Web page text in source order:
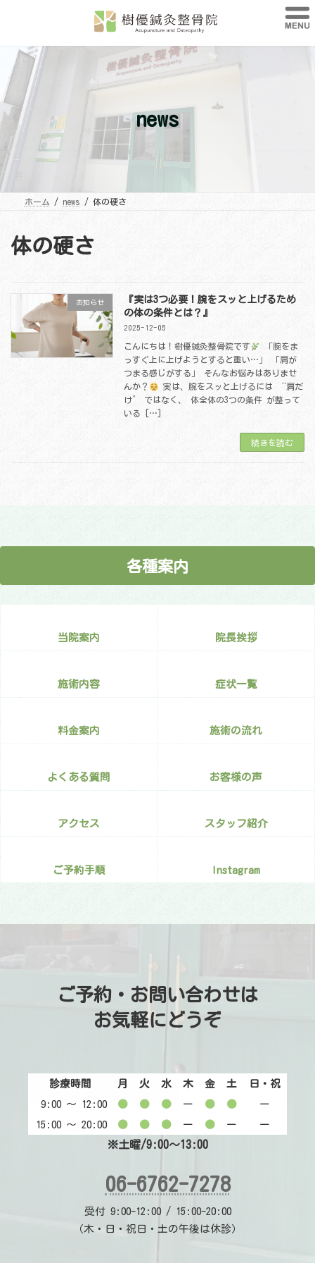
キ
ッ
プ
に
移
動
news
ホーム news 体の硬さ
体の硬さ
お知らせ
『実は3つ必要！腕をスッと上げるため
の体の条件とは？』
2025-12-05
こんにちは！樹優鍼灸整骨院です
「腕をま
っすぐ上に上げようとすると重い…」 「肩が
つまる感じがする」 そんなお悩みはありませ
んか？
実は、腕をスッと上げるには “肩だ
け” ではなく、 体全体の3つの条件 が整って
いる […]
続きを読む
各種案内
当院案内 院長挨拶
施術内容 症状一覧
料金案内 施術の流れ
よくある質問 お客様の声
アクセス スタッフ紹介
ご予約手順 Instagram
ご予約・お問い合わせは
お気軽にどうぞ
診療時間 月 火 水 木 金 土
日・祝
9:00 〜 12:00
● ● ● ー ● ●
ー
15:00 〜 20:00
● ● ● ー ● ー ー
※土曜/9:00～13:00
06-6762-7278
受付 9:00-12:00 / 15:00-20:00
（木・日・祝日・土の午後は休診）